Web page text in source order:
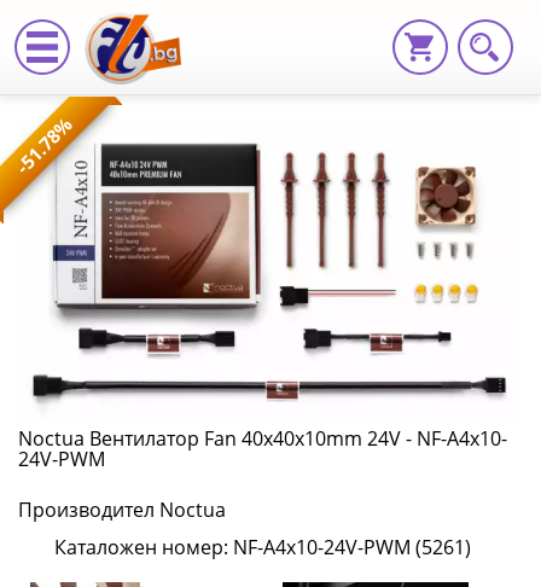
Noctua
Вентилатор
Fan
40x40x10mm
24V
-
NF-
A4x10-
24V-
PWM
-51.78%
Noctua Вентилатор Fan 40x40x10mm 24V - NF-A4x10-
24V-PWM
Производител Noctua
Каталожен номер: NF-A4x10-24V-PWM (5261)